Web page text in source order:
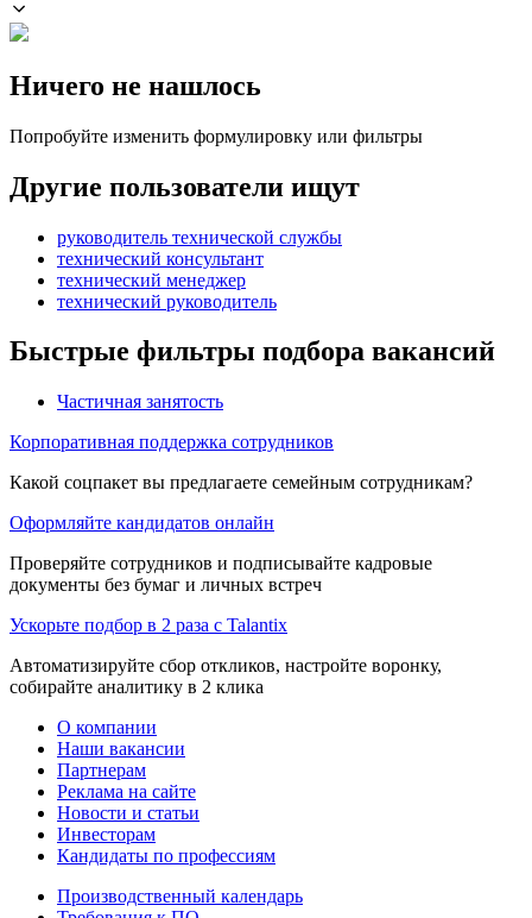
Ничего не нашлось
Попробуйте изменить формулировку или фильтры
Другие пользователи ищут
руководитель технической службы
технический консультант
технический менеджер
технический руководитель
Быстрые фильтры подбора вакансий
Частичная занятость
Корпоративная поддержка сотрудников
Какой соцпакет вы предлагаете семейным сотрудникам?
Оформляйте кандидатов онлайн
Проверяйте сотрудников и подписывайте кадровые
документы без бумаг и личных встреч
Ускорьте подбор в 2 раза с Talantix
Автоматизируйте сбор откликов, настройте воронку,
собирайте аналитику в 2 клика
О компании
Наши вакансии
Партнерам
Реклама на сайте
Новости и статьи
Инвесторам
Кандидаты по профессиям
Производственный календарь